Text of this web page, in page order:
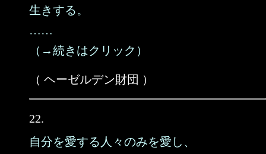
生きする。
……
（→続きはクリック）
（ ヘーゼルデン財団 ）
22.
自分を愛する人々のみを愛し、